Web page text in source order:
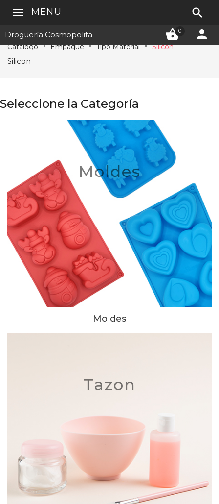
Droguería Cosmopolita 0 
MENU 
Catálogo Empaque Tipo Material Silicon
Silicon
Seleccione la Categoría
Moldes
Moldes
Tazon